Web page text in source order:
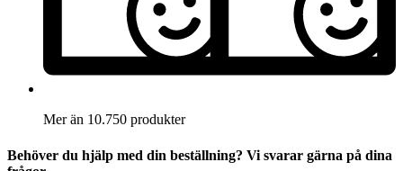
Mer än 10.750 produkter
Behöver du hjälp med din beställning? Vi svarar gärna på dina